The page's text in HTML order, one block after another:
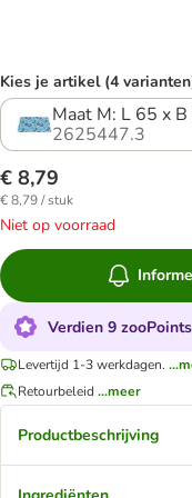
Kies je artikel (4
Maat M: L 65 x
2625447.3
€ 8,79
€ 8,79 / stuk
Niet op voorraad
Verdien 9
Levertijd 1-3 werkdagen.
Retourbeleid ...meer
Productbeschrijving